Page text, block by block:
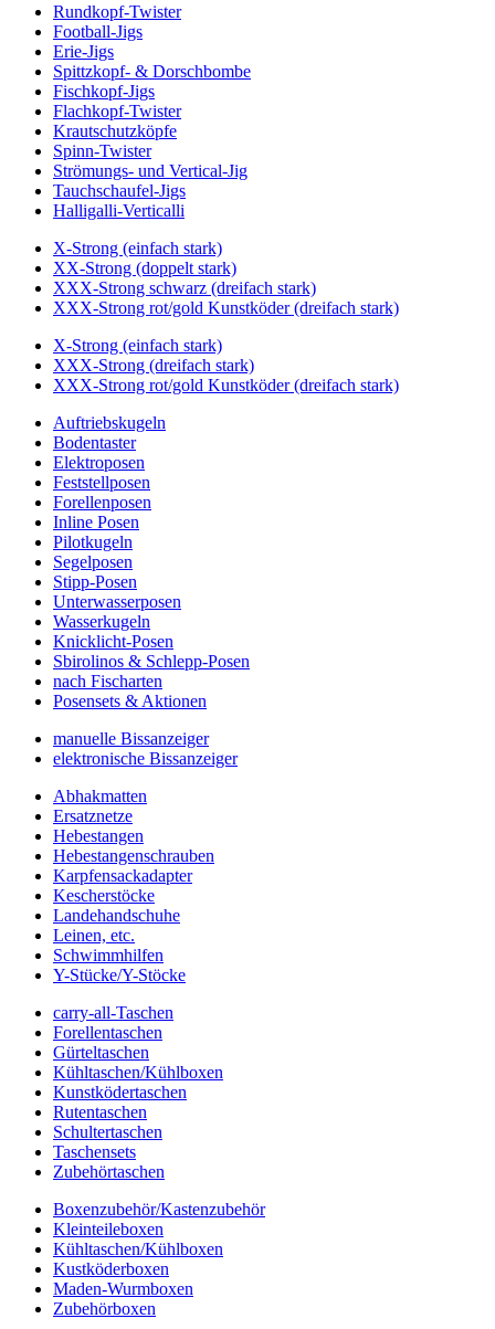
Rundkopf-Twister
Football-Jigs
Erie-Jigs
Spittzkopf- & Dorschbombe
Fischkopf-Jigs
Flachkopf-Twister
Krautschutzköpfe
Spinn-Twister
Strömungs- und Vertical-Jig
Tauchschaufel-Jigs
Halligalli-Verticalli
X-Strong (einfach stark)
XX-Strong (doppelt stark)
XXX-Strong schwarz (dreifach stark)
XXX-Strong rot/gold Kunstköder (dreifach stark)
X-Strong (einfach stark)
XXX-Strong (dreifach stark)
XXX-Strong rot/gold Kunstköder (dreifach stark)
Auftriebskugeln
Bodentaster
Elektroposen
Feststellposen
Forellenposen
Inline Posen
Pilotkugeln
Segelposen
Stipp-Posen
Unterwasserposen
Wasserkugeln
Knicklicht-Posen
Sbirolinos & Schlepp-Posen
nach Fischarten
Posensets & Aktionen
manuelle Bissanzeiger
elektronische Bissanzeiger
Abhakmatten
Ersatznetze
Hebestangen
Hebestangenschrauben
Karpfensackadapter
Kescherstöcke
Landehandschuhe
Leinen, etc.
Schwimmhilfen
Y-Stücke/Y-Stöcke
carry-all-Taschen
Forellentaschen
Gürteltaschen
Kühltaschen/Kühlboxen
Kunstködertaschen
Rutentaschen
Schultertaschen
Taschensets
Zubehörtaschen
Boxenzubehör/Kastenzubehör
Kleinteileboxen
Kühltaschen/Kühlboxen
Kustköderboxen
Maden-Wurmboxen
Zubehörboxen